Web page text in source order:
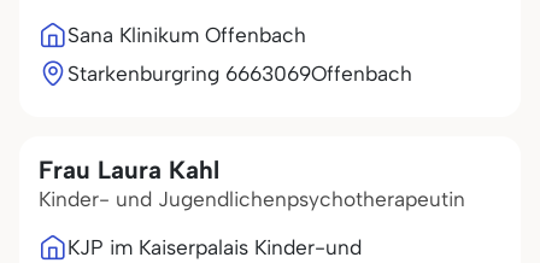
Sana Klinikum Offenbach
Starkenburgring 6663069Offenbach
Frau Laura Kahl
Kinder- und Jugendlichenpsychotherapeutin
KJP im Kaiserpalais Kinder-und